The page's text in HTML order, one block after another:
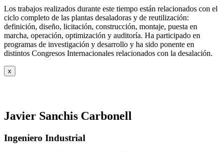
Los trabajos realizados durante este tiempo están relacionados con el
ciclo completo de las plantas desaladoras y de reutilización:
definición, diseño, licitación, construcción, montaje, puesta en
marcha, operación, optimización y auditoría. Ha participado en
programas de investigación y desarrollo y ha sido ponente en
distintos Congresos Internacionales relacionados con la desalación.
x
Javier Sanchis Carbonell
Ingeniero Industrial